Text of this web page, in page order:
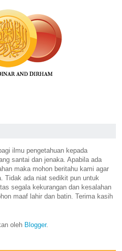
ilmu pengetahuan kepada
santai dan jenaka. Apabila ada
maka mohon beritahu kami agar
Tidak ada niat sedikit pun untuk
segala kekurangan dan kesalahan
maaf lahir dan batin. Terima kasih
oleh Blogger.